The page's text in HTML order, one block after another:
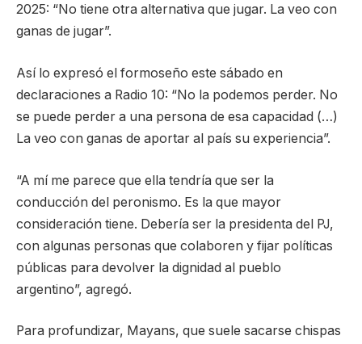
2025: “No tiene otra alternativa que jugar. La veo con
ganas de jugar”.
Así lo expresó el formoseño este sábado en
declaraciones a Radio 10: “No la podemos perder. No
se puede perder a una persona de esa capacidad (…)
La veo con ganas de aportar al país su experiencia”.
“A mí me parece que ella tendría que ser la
conducción del peronismo. Es la que mayor
consideración tiene. Debería ser la presidenta del PJ,
con algunas personas que colaboren y fijar políticas
públicas para devolver la dignidad al pueblo
argentino”, agregó.
Para profundizar, Mayans, que suele sacarse chispas